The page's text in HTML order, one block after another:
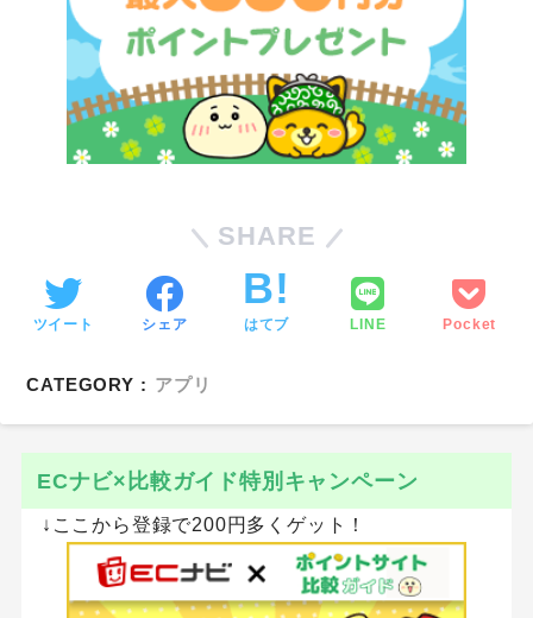
SHARE
ツイート シェア はてブ LINE Pocket
CATEGORY : アプリ
ECナビ×比較ガイド特別キャンペーン
↓ここから登録で200円多くゲット！